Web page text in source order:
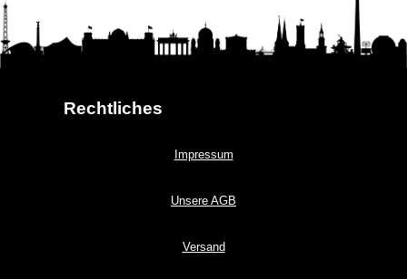
Rechtliches
Impressum
Unsere AGB
Versand